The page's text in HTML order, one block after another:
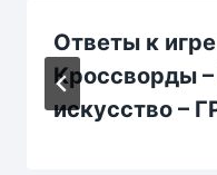
Ответы к
Кроссворды
искусство –